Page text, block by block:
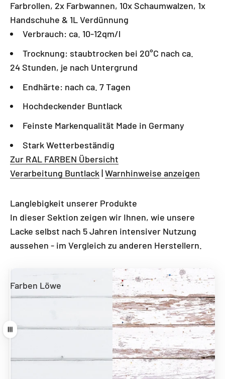
Farbrollen, 2x Farbwannen, 10x Schaumwalzen, 1x
Handschuhe & 1L Verdünnung
Verbrauch: ca. 10-12qm/l
Trocknung: staubtrocken bei 20°C nach ca.
24 Stunden, je nach Untergrund
Endhärte: nach ca. 7 Tagen
Hochdeckender Buntlack
Feinste Markenqualität Made in Germany
Stark Wetterbeständig
Zur RAL FARBEN Übersicht
Verarbeitung Buntlack|Warnhinweise anzeigen
Langlebigkeit unserer Produkte
In dieser Sektion zeigen wir Ihnen, wie unsere
Lacke selbst nach 5 Jahren intensiver Nutzung
aussehen - im Vergleich zu anderen Herstellern.
Farben Löwe
Andere Hersteller
Ziehen